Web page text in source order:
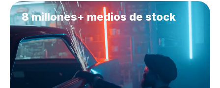
8 millones+ medios de stock